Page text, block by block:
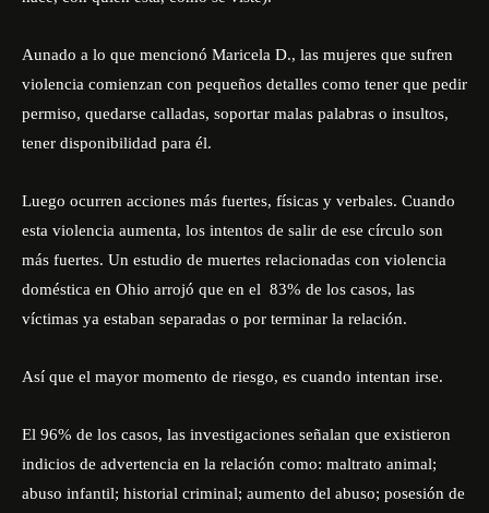
Aunado a lo que mencionó Maricela D., las mujeres que sufren
violencia comienzan con pequeños detalles como tener que pedir
permiso, quedarse calladas, soportar malas palabras o insultos,
tener disponibilidad para él.
Luego ocurren acciones más fuertes, físicas y verbales. Cuando
esta violencia aumenta, los intentos de salir de ese círculo son
más fuertes. Un estudio de muertes relacionadas con violencia
doméstica en Ohio arrojó que en el 83% de los casos, las
víctimas ya estaban separadas o por terminar la relación.
Así que el mayor momento de riesgo, es cuando intentan irse.
El 96% de los casos, las investigaciones señalan que existieron
indicios de advertencia en la relación como: maltrato animal;
abuso infantil; historial criminal; aumento del abuso; posesión de